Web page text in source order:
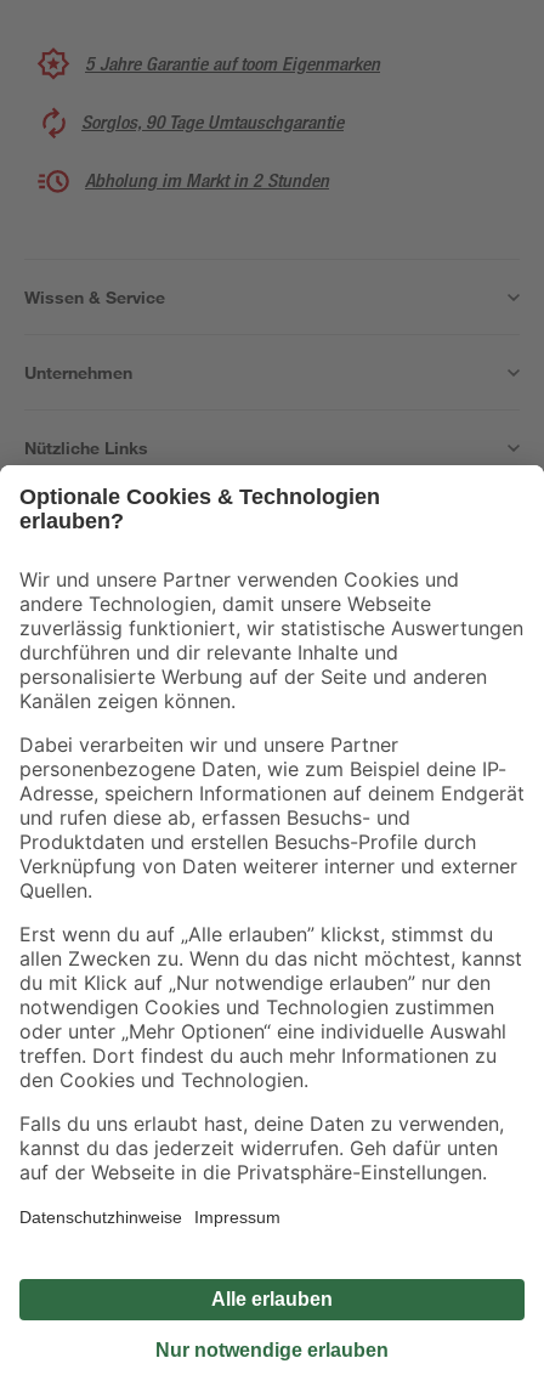
5 Jahre Garantie auf toom Eigenmarken
Sorglos, 90 Tage Umtauschgarantie
Abholung im Markt in 2 Stunden
Wissen & Service
Unternehmen
Nützliche Links
Der toom Newsletter: Keine Angebote und Aktionen mehr verpassen!
Zur Newsletter Anmeldung
Folge uns
Zahlungsarten Versandarten
Sicher einkaufen
Jetzt die toom-App herunterladen
Alle Preisangaben in EUR inkl. gesetzl. MwSt.. Die dargestellten Angebote sind unter
Umständen nicht in allen Märkten verfügbar. Die angegebenen Verfügbarkeiten beziehen
Produkte nur solange der Vorrat reicht.
*Paketversand ab 59 € versandkostenfrei, gilt nicht für Artikel mit Speditionsversand, hier
Privatsphäre Impressum
Nutzungsbedingungen
Widerrufsrecht
Vertrag widerrufen